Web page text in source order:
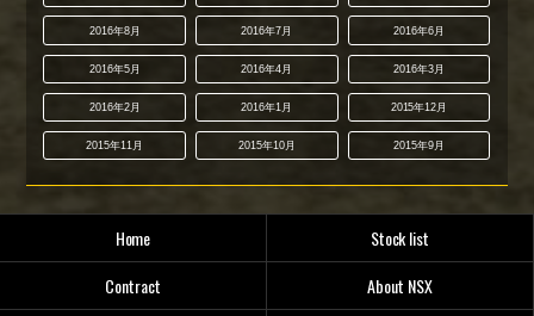
2016年8月 2016年7月 2016年6月
2016年5月 2016年4月 2016年3月
2016年2月 2016年1月 2015年12月
2015年11月 2015年10月 2015年9月
Home
Stock list
Contract
About NSX